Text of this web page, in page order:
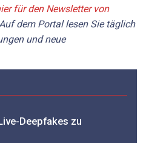
für den Newsletter von
dem Portal lesen Sie täglich
und neue
Deepfakes zu